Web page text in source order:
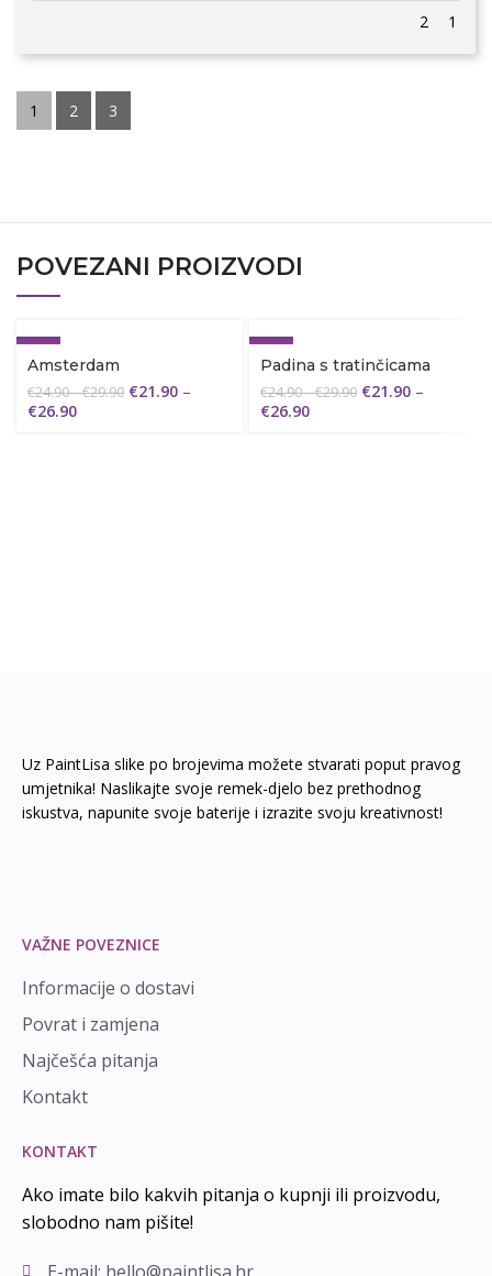
2 1
1 2 3
POVEZANI PROIZVODI
-12%
Amsterdam
€24.90–€29.90 €21.90 –
€26.90
-12%
Padina s tratinčicama
€24.90–€29.90 €21.90 –
€26.90
Uz PaintLisa slike po brojevima možete stvarati poput pravog
umjetnika! Naslikajte svoje remek-djelo bez prethodnog
iskustva, napunite svoje baterije i izrazite svoju kreativnost!
VAŽNE POVEZNICE
Informacije o dostavi
Povrat i zamjena
Najčešća pitanja
Kontakt
KONTAKT
Ako imate bilo kakvih pitanja o kupnji ili proizvodu,
slobodno nam pišite!